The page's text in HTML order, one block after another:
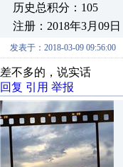
历史总积分：105
注册：2018年3月09日
发表于：2018-03-09 09:56:00
差不多的，说实话
回复 引用 举报